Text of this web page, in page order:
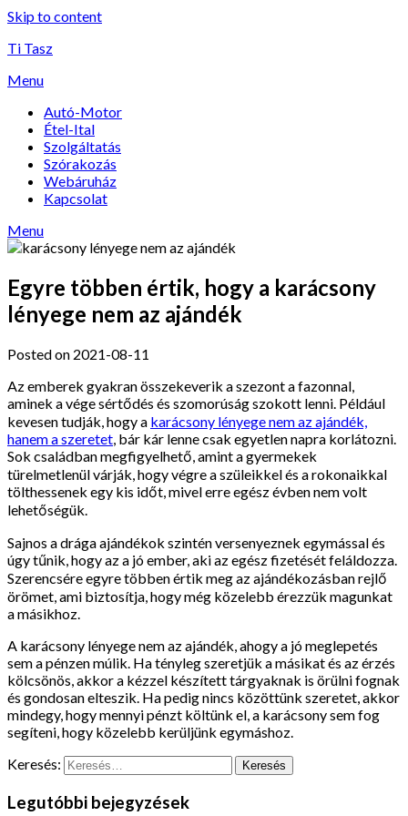
Skip to content
Ti Tasz
Menu
Autó-Motor
Étel-Ital
Szolgáltatás
Szórakozás
Webáruház
Kapcsolat
Menu
Egyre többen értik, hogy a karácsony
lényege nem az ajándék
Posted on 2021-08-11
Az emberek gyakran összekeverik a szezont a fazonnal,
aminek a vége sértődés és szomorúság szokott lenni. Például
kevesen tudják, hogy a karácsony lényege nem az ajándék,
hanem a szeretet, bár kár lenne csak egyetlen napra korlátozni.
Sok családban megfigyelhető, amint a gyermekek
türelmetlenül várják, hogy végre a szüleikkel és a rokonaikkal
tölthessenek egy kis időt, mivel erre egész évben nem volt
lehetőségük.
Sajnos a drága ajándékok szintén versenyeznek egymással és
úgy tűnik, hogy az a jó ember, aki az egész fizetését feláldozza.
Szerencsére egyre többen értik meg az ajándékozásban rejlő
örömet, ami biztosítja, hogy még közelebb érezzük magunkat
a másikhoz.
A karácsony lényege nem az ajándék, ahogy a jó meglepetés
sem a pénzen múlik. Ha tényleg szeretjük a másikat és az érzés
kölcsönös, akkor a kézzel készített tárgyaknak is örülni fognak
és gondosan elteszik. Ha pedig nincs közöttünk szeretet, akkor
mindegy, hogy mennyi pénzt költünk el, a karácsony sem fog
segíteni, hogy közelebb kerüljünk egymáshoz.
Keresés:
Legutóbbi bejegyzések